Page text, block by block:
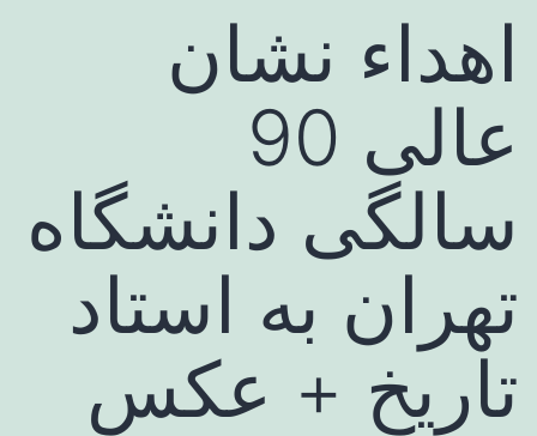
اهداء نشان
عالی 90
سالگی دانشگاه
تهران به استاد
تاریخ + عکس